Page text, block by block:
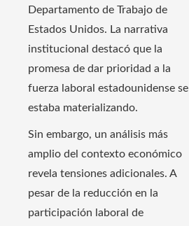
Departamento de Trabajo de
Estados Unidos. La narrativa
institucional destacó que la
promesa de dar prioridad a la
fuerza laboral estadounidense se
estaba materializando.
Sin embargo, un análisis más
amplio del contexto económico
revela tensiones adicionales. A
pesar de la reducción en la
participación laboral de